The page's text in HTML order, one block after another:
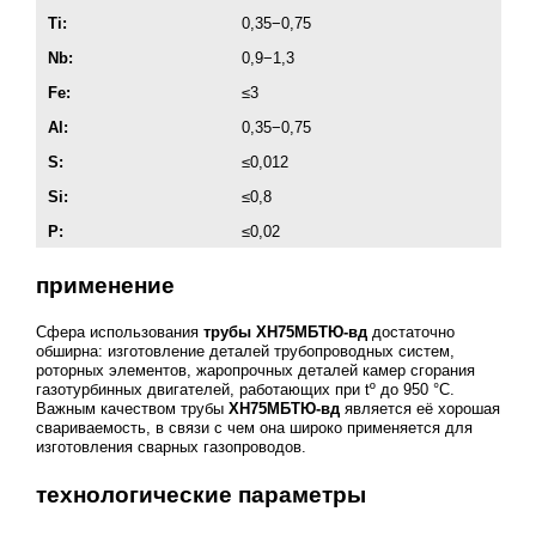
Ti:
0,35−0,75
Nb:
0,9−1,3
Fe:
≤3
Al:
0,35−0,75
S:
≤0,012
Si:
≤0,8
Р:
≤0,02
применение
Сфера использования трубы ХН75МБТЮ-вддостаточно
обширна: изготовление деталей трубопроводных систем,
роторных элементов, жаропрочных деталей камер сгорания
газотурбинных двигателей, работающих при tº до 950 °C.
Важным качеством трубы ХН75МБТЮ-вдявляется её хорошая
свариваемость, в связи с чем она широко применяется для
изготовления сварных газопроводов.
технологические параметры